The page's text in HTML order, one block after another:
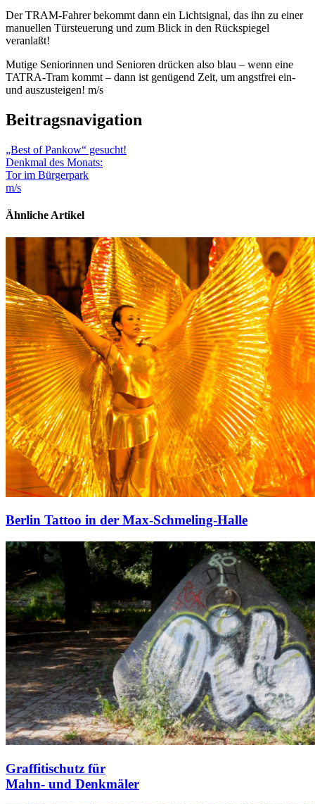
Der TRAM-Fahrer bekommt dann ein Lichtsignal, das ihn zu einer
manuellen Türsteuerung und zum Blick in den Rückspiegel
veranlaßt!
Mutige Seniorinnen und Senioren drücken also blau – wenn eine
TATRA-Tram kommt – dann ist genügend Zeit, um angstfrei ein-
und auszusteigen! m/s
Beitragsnavigation
„Best of Pankow“ gesucht!
Denkmal des Monats:
Tor im Bürgerpark
m/s
Ähnliche Artikel
Berlin Tattoo in der Max-Schmeling-Halle
Graffitischutz für
Mahn- und Denkmäler